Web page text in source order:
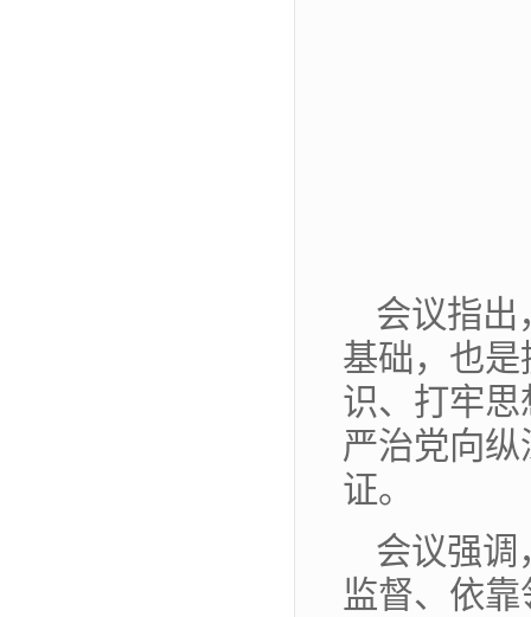
会议指出
基础，也
识、打牢
严治党向
证。
会议强调
监督、依